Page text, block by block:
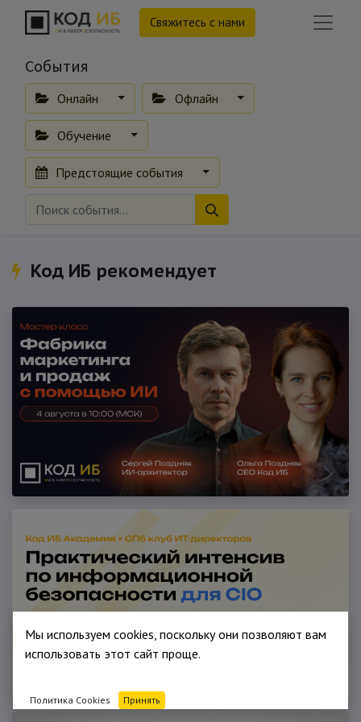
Свяжитесь с нами
События
Онлайн Офлайн
Обучение
Предстоящие события
Код ИБ рекомендует
Мы используем cookies, поскольку они позволяют вам
использовать этот сайт проще.
Политика Cookies Принять